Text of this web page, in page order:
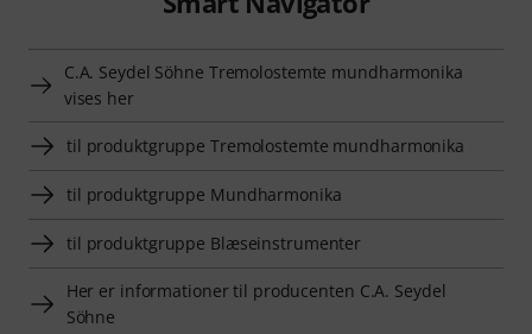
C.A. Seydel Söhne Tremolostemte mundharmonika
vises her
til produktgruppe Tremolostemte mundharmonika
til produktgruppe Mundharmonika
til produktgruppe Blæseinstrumenter
Her er informationer til producenten C.A. Seydel
Söhne